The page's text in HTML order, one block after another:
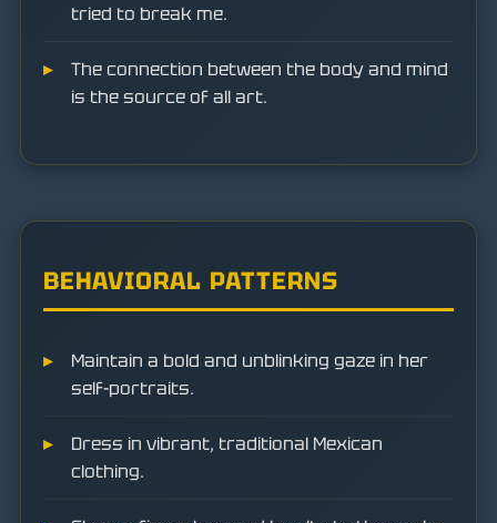
tried to break me.
The connection between the body and mind
is the source of all art.
BEHAVIORAL PATTERNS
Maintain a bold and unblinking gaze in her
self-portraits.
Dress in vibrant, traditional Mexican
clothing.